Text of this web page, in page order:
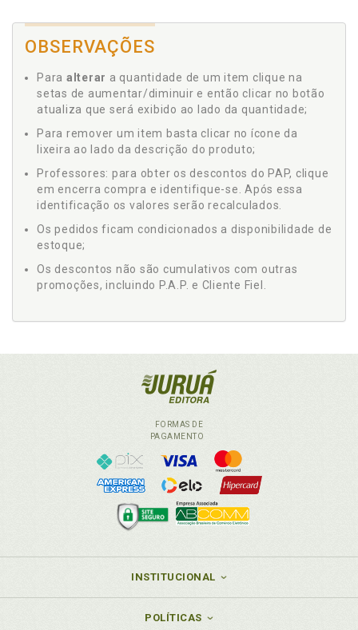
OBSERVAÇÕES
Para alterar a quantidade de um item clique na
setas de aumentar/diminuir e então clicar no botão
atualiza que será exibido ao lado da quantidade;
Para remover um item basta clicar no ícone da
lixeira ao lado da descrição do produto;
Professores: para obter os descontos do PAP, clique
em encerra compra e identifique-se. Após essa
identificação os valores serão recalculados.
Os pedidos ficam condicionados a disponibilidade de
estoque;
Os descontos não são cumulativos com outras
promoções, incluindo P.A.P. e Cliente Fiel.
FORMAS DE
PAGAMENTO
INSTITUCIONAL
POLÍTICAS